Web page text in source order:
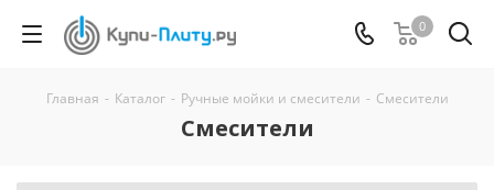
0
Главная - Каталог - Ручные мойки и смесители - Смесители
Смесители